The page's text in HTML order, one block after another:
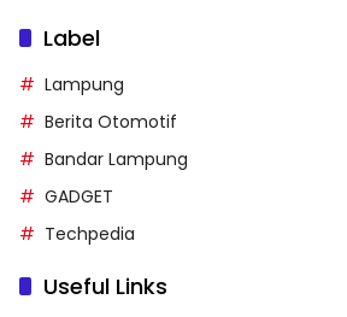
Label
Lampung
Berita Otomotif
Bandar Lampung
GADGET
Techpedia
Useful Links